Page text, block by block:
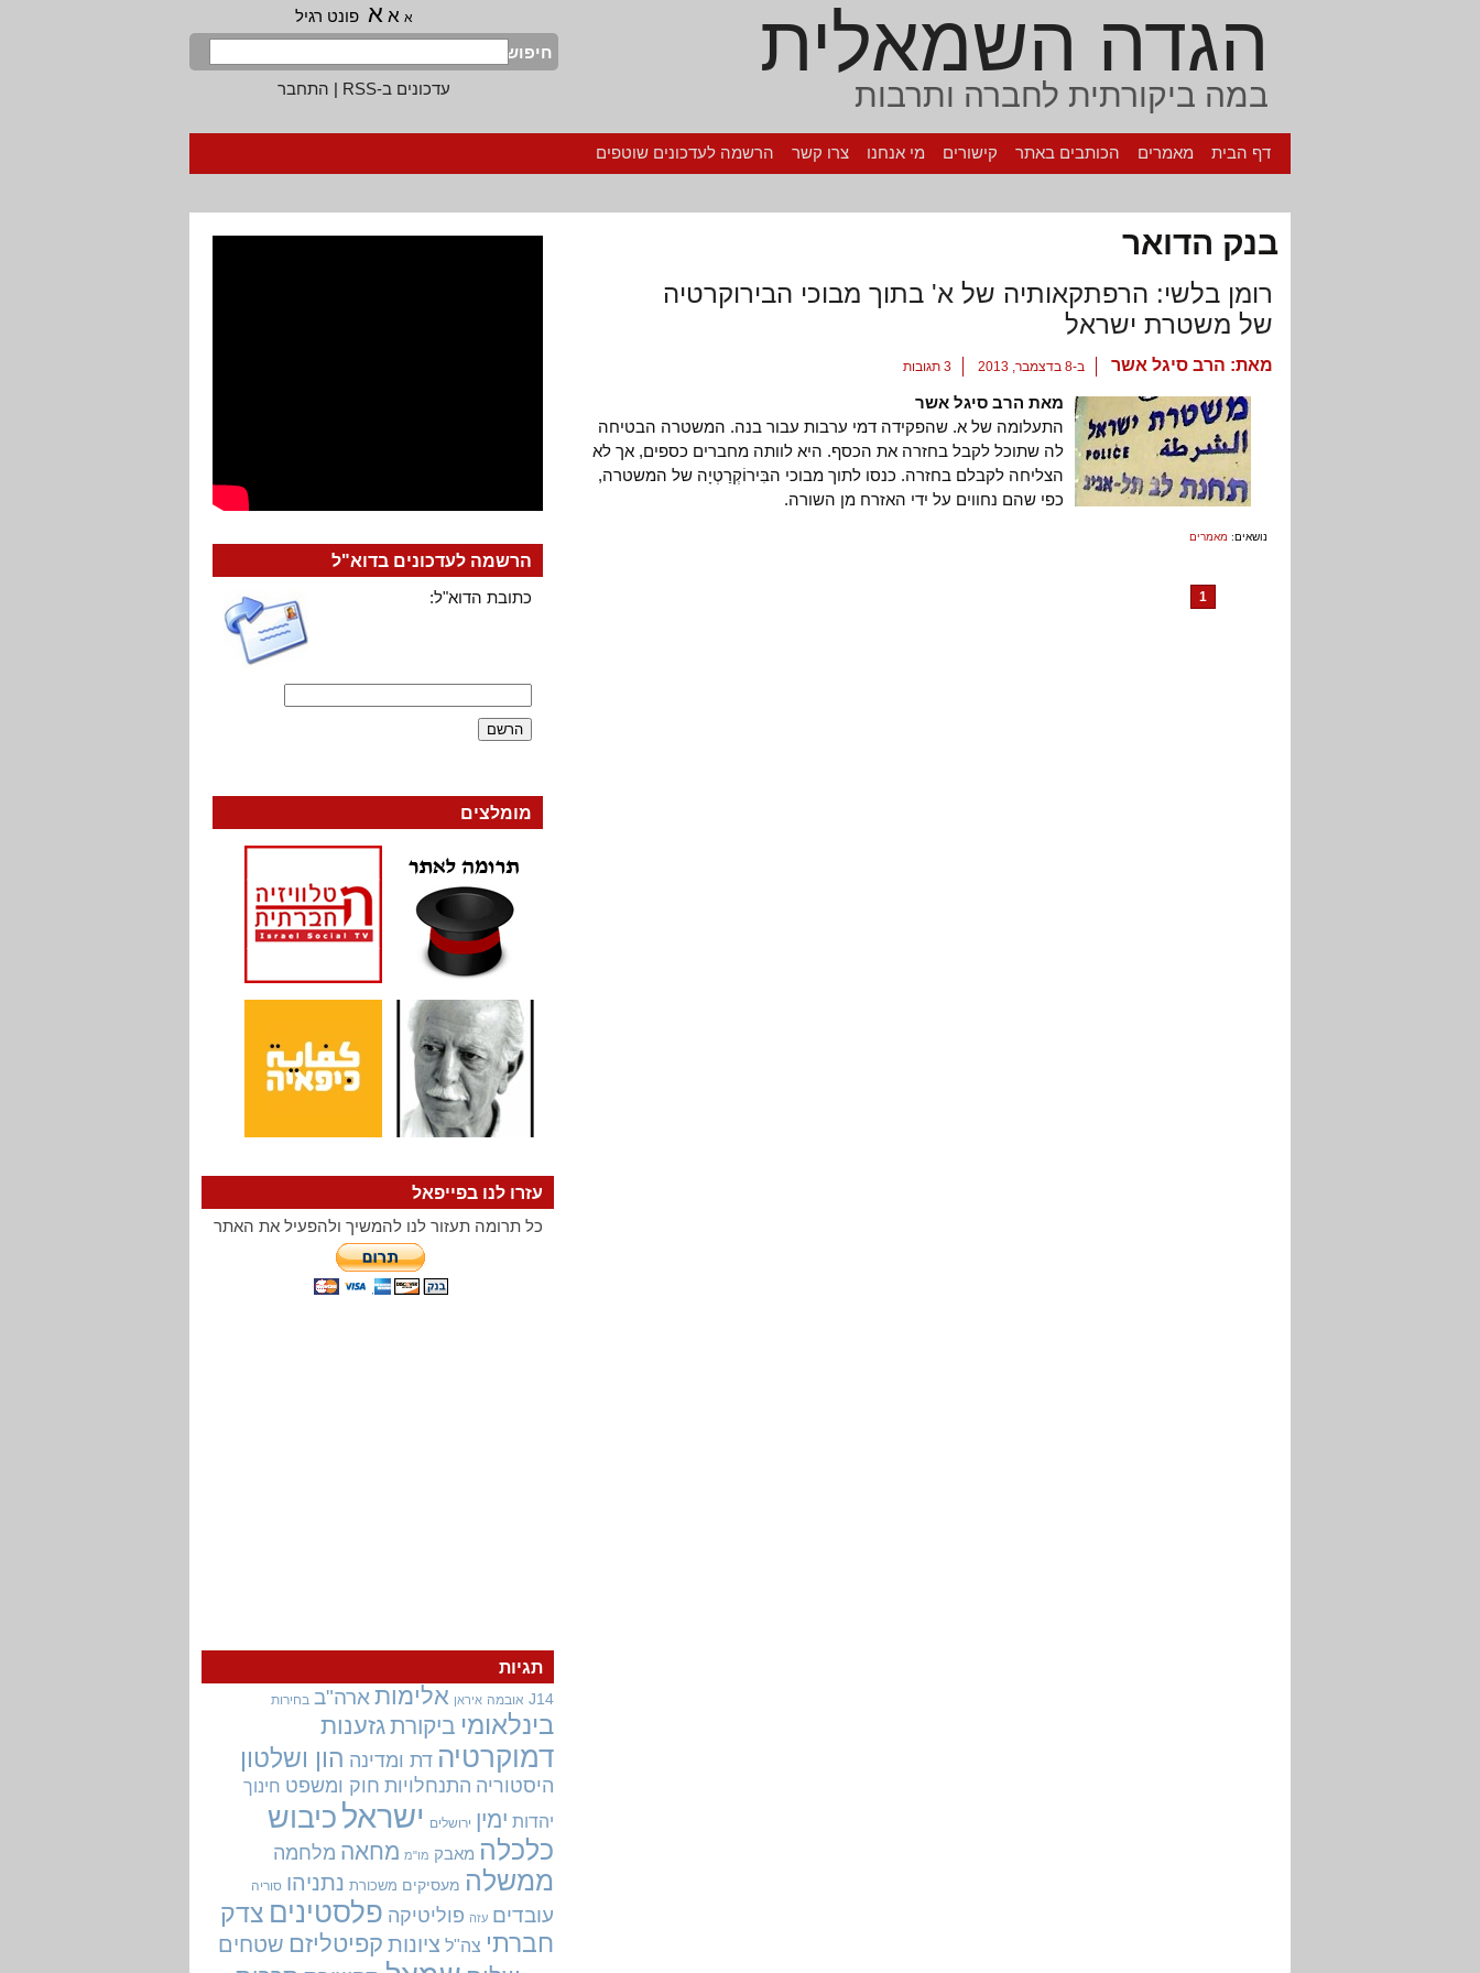
הגדה השמאלית
במה ביקורתית לחברה ותרבות
א א א פונט רגיל
חיפוש
עדכונים ב-RSS
| התחבר
דף הבית מאמרים הכותבים באתר קישורים מי אנחנו צרו קשר הרשמה לעדכונים שוטפים
בנק הדואר
רומן בלשי: הרפתקאותיה של א' בתוך מבוכי הבירוקרטיה
של משטרת ישראל
מאת: הרב סיגל אשר ב-8 בדצמבר, 2013 3 תגובות
מאת הרב סיגל אשר
התעלומה של א. שהפקידה דמי ערבות עבור בנה. המשטרה הבטיחה
לה שתוכל לקבל בחזרה את הכסף. היא לוותה מחברים כספים, אך לא
הצליחה לקבלם בחזרה. כנסו לתוך מבוכי הבִּירוֹקְרַטְיָה של המשטרה,
כפי שהם נחווים על ידי האזרח מן השורה.
נושאים: מאמרים
1
הרשמה לעדכונים בדוא"ל
כתובת הדוא"ל:
מומלצים
עזרו לנו בפייפאל
כל תרומה תעזור לנו להמשיך ולהפעיל את האתר
תגיות
J14 אובמה איראן אלימות ארה"ב בחירות
בינלאומי ביקורתגזענות
דמוקרטיה דת ומדינה הון ושלטון
היסטוריה התנחלויות חוק ומשפט חינוך
יהדות ימין ירושלים ישראל כיבוש
כלכלה מאבק מו"מ מחאה מלחמה
ממשלה מעסיקים משכורת נתניהו סוריה
עובדים עזה פוליטיקה פלסטינים צדק
חברתי צה"ל ציונות קפיטליזם שטחים